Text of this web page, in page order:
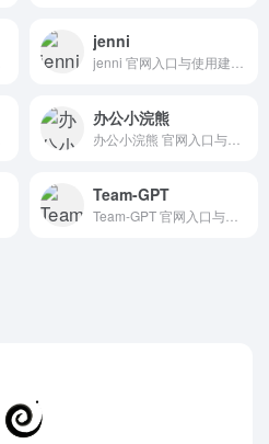
jenni
办公小浣熊
Team-GPT